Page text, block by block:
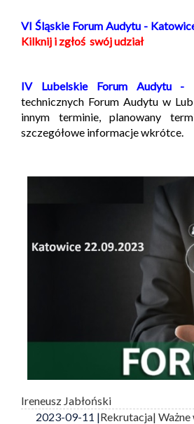
VI Śląskie Forum Audytu -
Kilknij i zgłoś swój udział
IV Lubelskie Forum Audytu -
technicznych Forum Audytu w
innym terminie, planowany
szczegółowe informacje wkrótce.
Ireneusz Jabłoński
2023-09-11 |Rekrutacja|